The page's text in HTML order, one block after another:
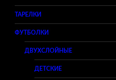
ТАРЕЛКИ
ФУТБОЛКИ
ДВУХСЛОЙНЫЕ
ДЕТСКИЕ